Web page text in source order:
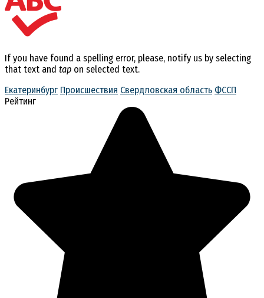
If you have found a spelling error, please, notify us by selecting
that text and tap on selected text.
Екатеринбург Происшествия Свердловская область ФССП
Рейтинг